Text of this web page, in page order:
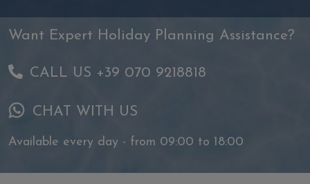
Want Expert Holiday Planning Assistance?
CALL US +39 070 9218818
CHAT WITH US
Available every day - from 09:00 to 18:00